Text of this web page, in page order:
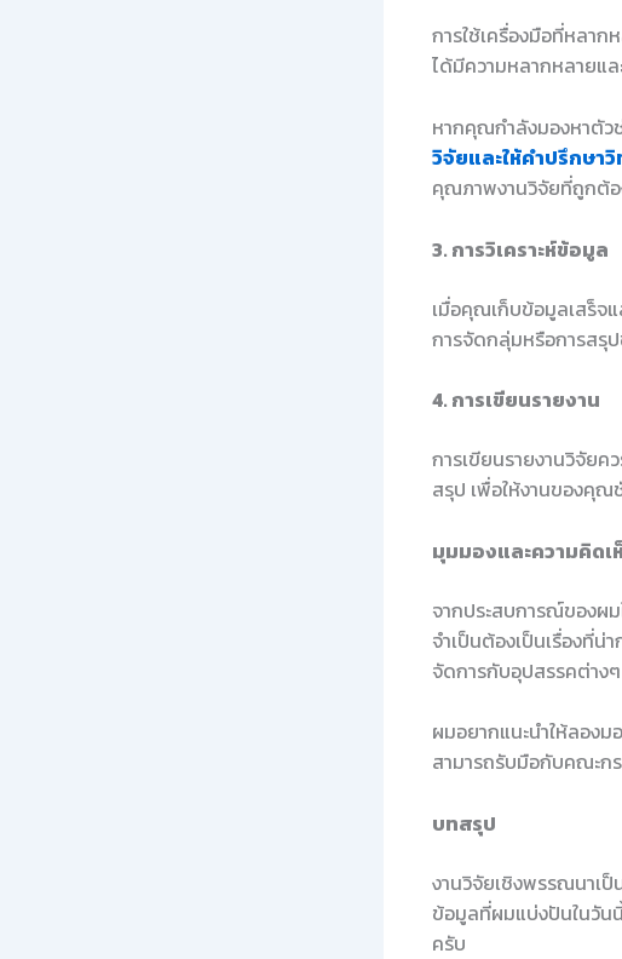
การใช้เครื่องมือที่หลา
ได้มีความหลากหลายแ
หากคุณกำลังมองหาตัว
วิจัยและให้คำปรึกษา
คุณภาพงานวิจัยที่ถูกต้อ
3. การวิเคราะห์ข้อมูล
เมื่อคุณเก็บข้อมูลเสร็จ
การจัดกลุ่มหรือการสรุ
4. การเขียนรายงาน
การเขียนรายงานวิจัย
สรุป เพื่อให้งานของคุณ
มุมมองและความคิด
จากประสบการณ์ของผ
จำเป็นต้องเป็นเรื่องที่
จัดการกับอุปสรรคต่าง
ผมอยากแนะนำให้ลอง
สามารถรับมือกับคณะก
บทสรุป
งานวิจัยเชิงพรรณนาเ
ข้อมูลที่ผมแบ่งปันในวัน
ครับ